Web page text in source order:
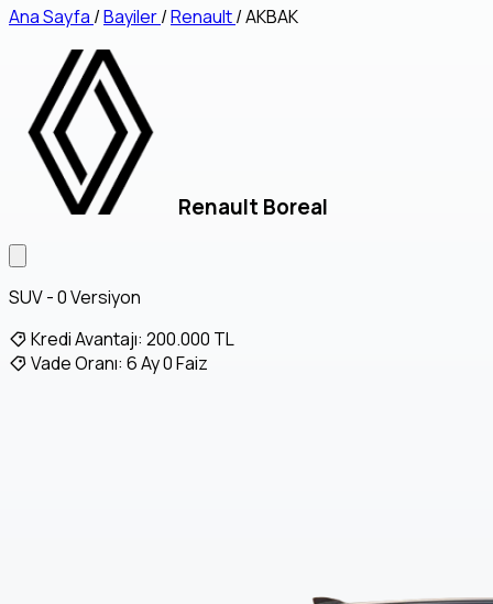
Ana Sayfa /Bayiler/Renault/AKBAK
Renault Boreal
SUV - 0 Versiyon
Kredi Avantajı: 200.000 TL
Vade Oranı: 6 Ay 0 Faiz